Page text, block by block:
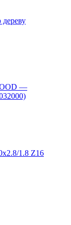
—
1.8 Z16